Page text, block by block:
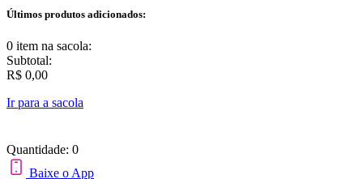
Últimos produtos adicionados:
0 item na sacola:
Subtotal:
R$ 0,00
Ir para a sacola
Quantidade: 0
Baixe o App